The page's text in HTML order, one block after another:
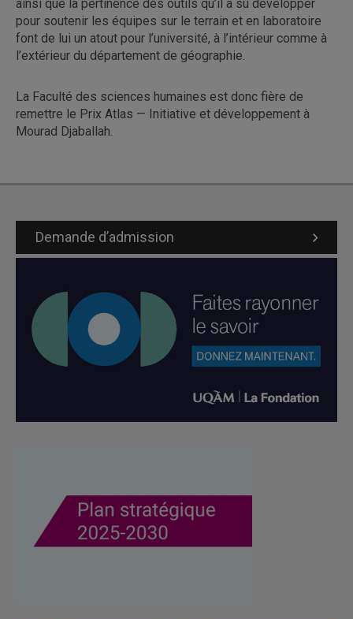
ainsi que la pertinence des outils qu’il a su développer
pour soutenir les équipes sur le terrain et en laboratoire
font de lui un atout pour l’université, à l’intérieur comme à
l’extérieur du département de géographie.
La Faculté des sciences humaines est donc fière de
remettre le Prix Atlas — Initiative et développement à
Mourad Djaballah.
Demande d’admission